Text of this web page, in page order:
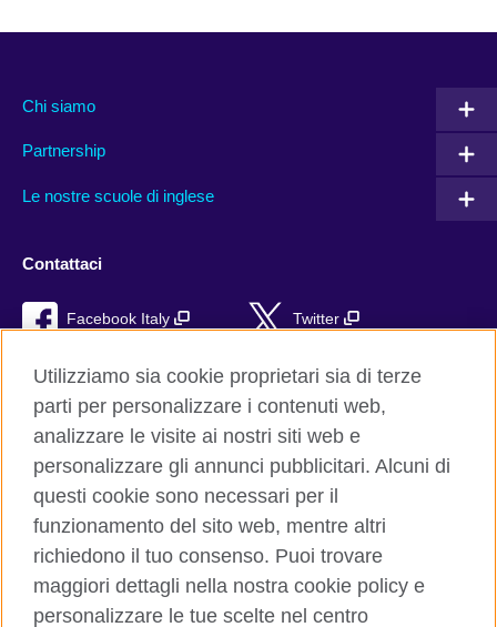
Chi siamo
Partnership
Le nostre scuole di inglese
Contattaci
Facebook Italy Twitter
YouTube TikTok
RSS
British Council global
Privacy e condizioni d'uso
Cookie
Sitemap
Utilizziamo sia cookie proprietari sia di terze
parti per personalizzare i contenuti web,
analizzare le visite ai nostri siti web e
personalizzare gli annunci pubblicitari. Alcuni di
questi cookie sono necessari per il
funzionamento del sito web, mentre altri
richiedono il tuo consenso. Puoi trovare
maggiori dettagli nella nostra cookie policy e
personalizzare le tue scelte nel centro